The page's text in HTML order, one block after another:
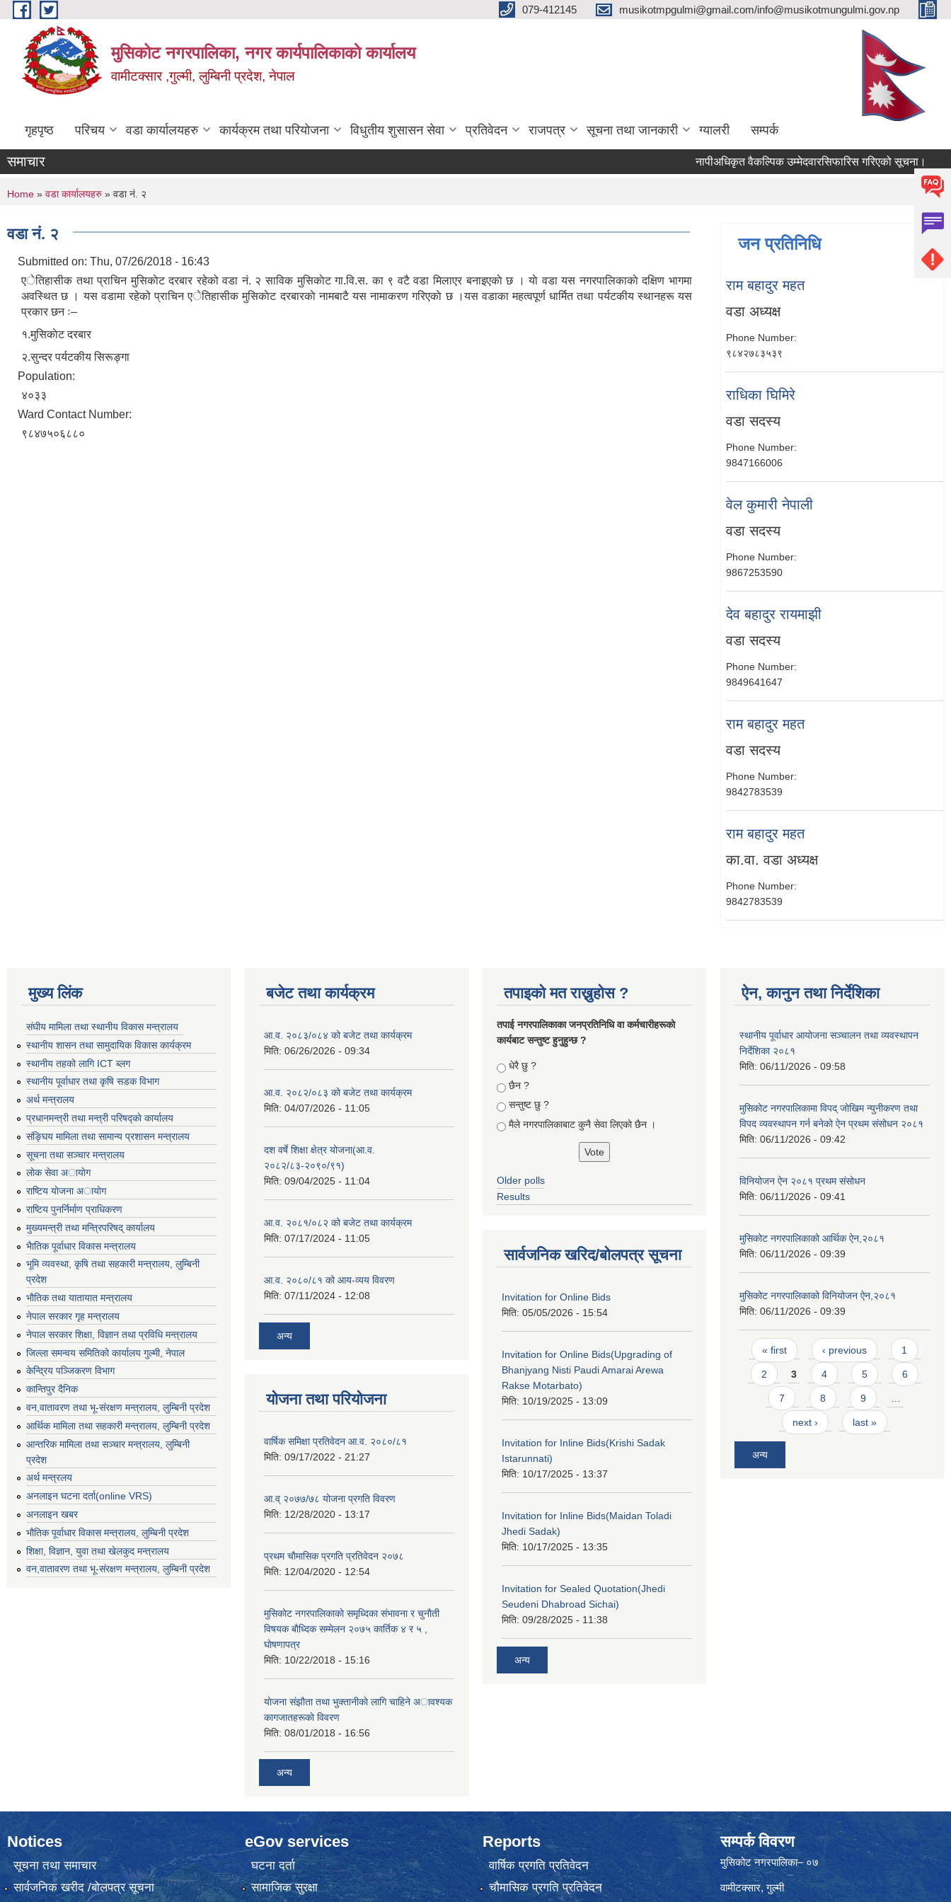
Skip to main content 079-412145 musikotmpgulmi@gmail.com/info@musikotmungulmi.gov.np
मुसिकोट नगरपालिका, नगर कार्यपालिकाकाे कार्यालय
वामीटक्सार ,गुल्मी, लुम्बिनी प्रदेश, नेपाल
गृहपृष्ठ परिचय वडा कार्यालयहरु कार्यक्रम तथा परियोजना विधुतीय शुसासन सेवा प्रतिवेदन राजपत्र सूचना तथा जानकारी ग्यालरी सम्पर्क
समाचार नापीअधिकृत वैकल्पिक उम्मेदवारसिफारिस गरिएको सूचना।
You are here
Home » वडा कार्यालयहरु » वडा नं. २
वडा नं. २
Submitted on: Thu, 07/26/2018 - 16:43
एेतिहासीक तथा प्राचिन मुसिकाेट दरबार रहेको वडा नं. २ साविक मुसिकाेट गा.वि.स. का ९ वटै वडा मिलाएर बनाइएकाे छ । याे वडा यस नगरपालिकाकाे दक्षिण भागमा
अवस्थित छ । यस वडामा रहेको प्राचिन एेतिहासीक मुसिकाेट दरबारकाे नामबाटै यस नामाकरण गरिएकाे छ ।यस वडाका महत्वपूर्ण धार्मित तथा पर्यटकीय स्थानहरू यस
प्रकार छन ः–
१.मुसिकाेट दरबार
२.सुन्दर पर्यटकीय सिरूङ्गा
Population:
४०३३
Ward Contact Number:
९८४७५०६८८०
जन प्रतिनिधि
राम बहादुर महत
वडा अध्यक्ष
Phone Number:
९८४२७८३५३९
राधिका घिमिरे
वडा सदस्य
Phone Number:
9847166006
वेल कुमारी नेपाली
वडा सदस्य
Phone Number:
9867253590
देव बहादुर रायमाझी
वडा सदस्य
Phone Number:
9849641647
राम बहादुर महत
वडा सदस्य
Phone Number:
9842783539
राम बहादुर महत
का.वा. वडा अध्यक्ष
Phone Number:
9842783539
मुख्य लिंक
संघीय मामिला तथा स्थानीय विकास मन्त्रालय
स्थानीय शासन तथा सामुदायिक विकास कार्यक्रम
स्थानीय तहको लागि ICT ब्लग
स्थानीय पूर्वाधार तथा कृषि सडक विभाग
अर्थ मन्त्रालय
प्रधानमन्त्री तथा मन्त्री परिषद्काे कार्यालय
संङ्घिय मामिला तथा सामान्य प्रशासन मन्त्रालय
सूचना तथा सञ्चार मन्त्रालय
लाेक सेवा अायाेग
राष्टिय याेजना अायाेग
राष्टिय पुनर्निर्माण प्राधिकरण
मुख्यमन्त्री तथा मन्त्रिपरिषद् कार्यालय
भैातिक पूर्वाधार विकास मन्त्रालय
भूमि व्यवस्था, कृषि तथा सहकारी मन्त्रालय, लु्म्बिनी
प्रदेश
भाैतिक तथा यातायात मन्त्रालय
नेपाल सरकार गृह मन्त्रालय
नेपाल सरकार शिक्षा, विज्ञान तथा प्रविधि मन्त्रालय
जिल्ला समन्वय समितिको कार्यालय गुल्मी, नेपाल
केन्द्रिय पञ्जिकरण विभाग
कान्तिपुर दैनिक
वन,वातावरण तथा भू-संरक्षण मन्त्रालय, लुम्बिनी प्रदेश
आर्थिक मामिला तथा सहकारी मन्त्रालय, लुम्बिनी प्रदेश
आन्तरिक मामिला तथा सञ्चार मन्त्रालय, लुम्बिनी
प्रदेश
अर्थ मन्त्रलय
अनलाइन घटना दर्ता(online VRS)
अनलाइन खबर
भौतिक पूर्वाधार विकास मन्त्रालय, लुम्बिनी प्रदेश
शिक्षा, विज्ञान, युवा तथा खेलकुद मन्‍‍त्रालय
वन,वातावरण तथा भू-संरक्षण मन्त्रालय, लुम्बिनी प्रदेश
बजेट तथा कार्यक्रम
आ.व. २०८३/०८४ को बजेट तथा कार्यक्रम
मिति: 06/26/2026 - 09:34
आ.व. २०८२/०८३ को बजेट तथा कार्यक्रम
मिति: 04/07/2026 - 11:05
दश वर्षे शिक्षा क्षेत्र योजना(आ.व.
२०८२/८३-२०९०/९१)
मिति: 09/04/2025 - 11:04
आ.व. २०८१/०८२ को बजेट तथा कार्यक्रम
मिति: 07/17/2024 - 11:05
आ.व. २०८०/८१ को आय-व्यय विवरण
मिति: 07/11/2024 - 12:08
अन्य
योजना तथा परियोजना
वार्षिक समिक्षा प्रतिवेदन आ.व. २०८०/८१
मिति: 09/17/2022 - 21:27
आ.व् २०७७/७८ योजना प्रगति विवरण
मिति: 12/28/2020 - 13:17
प्रथम चाैमासिक प्रगति प्रतिवेदन २०७८
मिति: 12/04/2020 - 12:54
मुसिकाेट नगरपालिकाकाे समृध्दिका संभावना र चुनाैती
विषयक बाैध्दिक सम्मेलन २०७५ कार्तिक ४ र ५ ,
घाेषणापत्र
मिति: 10/22/2018 - 15:16
याेजना संझाैता तथा भुक्तानीकाे लागि चाहिने अावश्यक
कागजातहरूकाे विवरण
मिति: 08/01/2018 - 16:56
अन्य
तपाइको मत राख्नुहोस ?
तपा‌ई नगरपालिकाका जनप्रतिनिधि वा कर्मचारीहरूकाे
कार्यबाट सन्तुष्ट हुनुहुन्छ ?
Choices
धेरै छु ?
छैन ?
सन्तुष्ट छु ?
मैले नगरपालिकाबाट कुनै सेवा लिएकाे छैन ।
Older polls
Results
सार्वजनिक खरिद/बोलपत्र सूचना
Invitation for Online Bids
मिति: 05/05/2026 - 15:54
Invitation for Online Bids(Upgrading of
Bhanjyang Nisti Paudi Amarai Arewa
Rakse Motarbato)
मिति: 10/19/2025 - 13:09
Invitation for Inline Bids(Krishi Sadak
Istarunnati)
मिति: 10/17/2025 - 13:37
Invitation for Inline Bids(Maidan Toladi
Jhedi Sadak)
मिति: 10/17/2025 - 13:35
Invitation for Sealed Quotation(Jhedi
Seudeni Dhabroad Sichai)
मिति: 09/28/2025 - 11:38
अन्य
ऐन, कानुन तथा निर्देशिका
स्थानीय पूर्वाधार आयोजना सञ्चालन तथा व्यवस्थापन
निर्देशिका २०८१
मिति: 06/11/2026 - 09:58
मुसिकोट नगरपालिकामा विपद् जोखिम न्युनीकरण तथा
विपद व्यवस्थापन गर्न बनेको ऐन प्रथम संसोधन २०८१
मिति: 06/11/2026 - 09:42
विनियोजन ऐन २०८१ प्रथम संसोधन
मिति: 06/11/2026 - 09:41
मुसिकोट नगरपालिकाको आर्थिक ऐन,२०८१
मिति: 06/11/2026 - 09:39
मुसिकोट नगरपालिकाको विनियोजन ऐन,२०८१
मिति: 06/11/2026 - 09:39
Pages
« first ‹ previous 1
2 3 4 5 6
7 8 9
next › last »
अन्य
Notices
सूचना तथा समाचार
सार्वजनिक खरीद /बोलपत्र सूचना
eGov services
घटना दर्ता
सामाजिक सुरक्षा
Reports
वार्षिक प्रगति प्रतिवेदन
चौमासिक प्रगति प्रतिवेदन
सम्पर्क विवरण
मुसिकोट नगरपालिका– ०७
वामीटक्सार, गुल्मी